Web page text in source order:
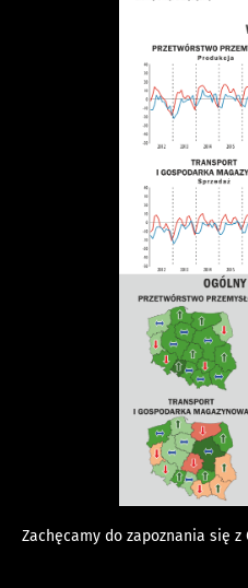
Zachęcamy do zapoznania się